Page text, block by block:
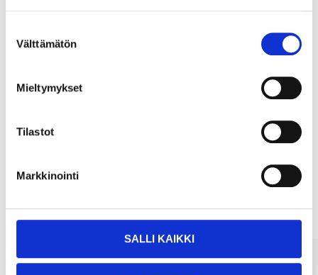
valinta
Välttämätön
Mieltymykset
Tilastot
Markkinointi
SALLI KAIKKI
Osta verkosta ja nouda tavaratalosta jo 2 tunnin kuluttua!